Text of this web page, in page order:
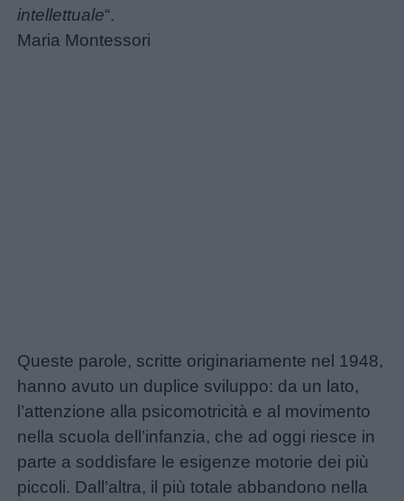
intellettuale“.
Maria Montessori
Queste parole, scritte originariamente nel 1948,
hanno avuto un duplice sviluppo: da un lato,
l’attenzione alla psicomotricità e al movimento
nella scuola dell’infanzia, che ad oggi riesce in
parte a soddisfare le esigenze motorie dei più
piccoli. Dall’altra, il più totale abbandono nella